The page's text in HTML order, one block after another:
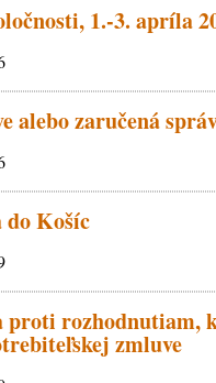
1.-3. apríla
alebo zaručená
do Košíc
proti rozhodnutiam,
zmluve